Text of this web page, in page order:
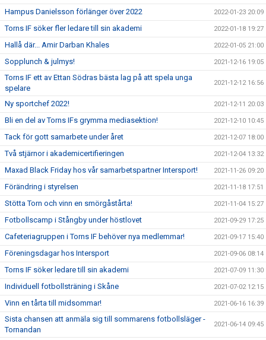
Hampus Danielsson förlänger över 2022 2022-01-23 20:09
Torns IF söker fler ledare till sin akademi 2022-01-18 19:27
Hallå där... Amir Darban Khales 2022-01-05 21:00
Sopplunch & julmys! 2021-12-16 19:05
Torns IF ett av Ettan Södras bästa lag på att spela unga
spelare
2021-12-12 16:56
Ny sportchef 2022! 2021-12-11 20:03
Bli en del av Torns IFs grymma mediasektion! 2021-12-10 10:45
Tack för gott samarbete under året 2021-12-07 18:00
Två stjärnor i akademicertifieringen 2021-12-04 13:32
Maxad Black Friday hos vår samarbetspartner Intersport! 2021-11-26 09:20
Förändring i styrelsen 2021-11-18 17:51
Stötta Torn och vinn en smörgåstårta! 2021-11-04 15:27
Fotbollscamp i Stångby under höstlovet 2021-09-29 17:25
Cafeteriagruppen i Torns IF behöver nya medlemmar! 2021-09-17 15:40
Föreningsdagar hos Intersport 2021-09-06 08:14
Torns IF söker ledare till sin akademi 2021-07-09 11:30
Individuell fotbollsträning i Skåne 2021-07-02 12:15
Vinn en tårta till midsommar! 2021-06-16 16:39
Sista chansen att anmäla sig till sommarens fotbollsläger -
Tornandan
2021-06-14 09:45